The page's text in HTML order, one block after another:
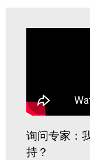
询问专家：
持？